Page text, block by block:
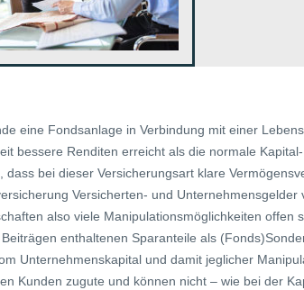
eine Fondsanlage in Verbindung mit einer
bessere Renditen erreicht als die normale Kapital-
bei dieser Versicherungsart klare
Versicherten- und Unternehmensgelder
also viele Manipulationsmöglichkeiten offen
enthaltenen Sparanteile als
Unternehmenskapital und damit jeglicher
Kunden zugute und können nicht – wie bei der